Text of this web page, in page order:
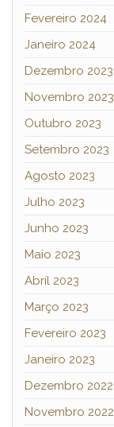
Fevereiro 2024
Janeiro 2024
Dezembro 2023
Novembro 2023
Outubro 2023
Setembro 2023
Agosto 2023
Julho 2023
Junho 2023
Maio 2023
Abril 2023
Março 2023
Fevereiro 2023
Janeiro 2023
Dezembro 2022
Novembro 2022